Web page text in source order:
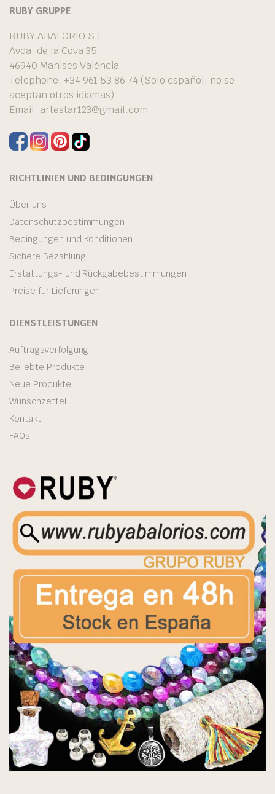
RUBY GRUPPE
RUBY ABALORIO S.L.
Avda. de la Cova 35
46940 Manises València
Telephone: +34 961 53 86 74 (Solo español, no se
aceptan otros idiomas)
Email: artestar123@gmail.com
RICHTLINIEN UND BEDINGUNGEN
Über uns
Datenschutzbestimmungen
Bedingungen und Konditionen
Sichere Bezahlung
Erstattungs- und Rückgabebestimmungen
Preise für Lieferungen
DIENSTLEISTUNGEN
Auftragsverfolgung
Beliebte Produkte
Neue Produkte
Wunschzettel
Kontakt
FAQs